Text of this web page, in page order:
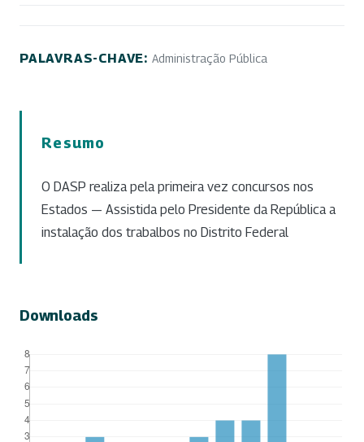
PALAVRAS-CHAVE: Administração Pública
Resumo
O DASP realiza pela primeira vez concursos nos
Estados — Assistida pelo Presidente da República a
instalação dos trabalbos no Distrito Federal
Downloads